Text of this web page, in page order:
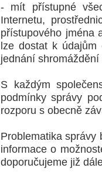
- mít přístupné
Internetu,
přístupového jména
lze dostat k údajům
jednání
S každým
podmínky správy
rozporu s obecně
Problematika správy
informace o
doporučujeme již